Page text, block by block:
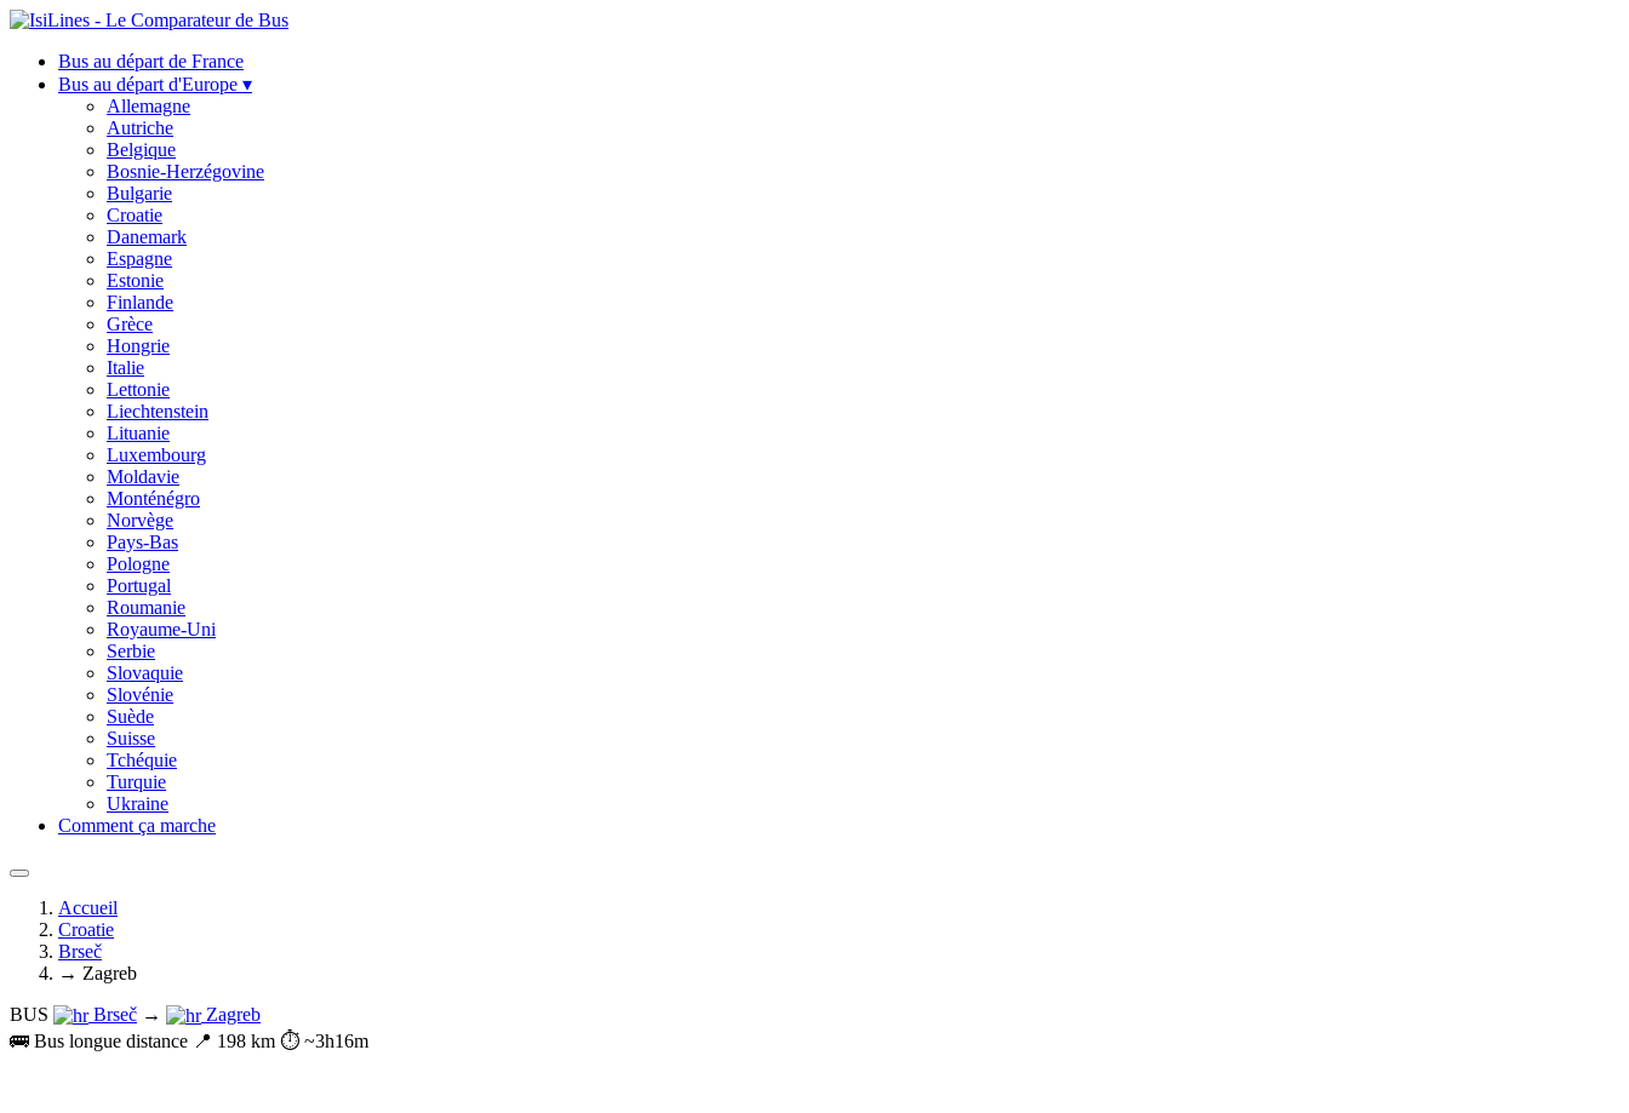
Bus au départ de France
Bus au départ d'Europe ▾
Allemagne
Autriche
Belgique
Bosnie-Herzégovine
Bulgarie
Croatie
Danemark
Espagne
Estonie
Finlande
Grèce
Hongrie
Italie
Lettonie
Liechtenstein
Lituanie
Luxembourg
Moldavie
Monténégro
Norvège
Pays-Bas
Pologne
Portugal
Roumanie
Royaume-Uni
Serbie
Slovaquie
Slovénie
Suède
Suisse
Tchéquie
Turquie
Ukraine
Comment ça marche
Accueil
Croatie
Brseč
→ Zagreb
BUS
Brseč →
Zagreb
🚌 Bus longue distance 📍 198 km ⏱️ ~3h16m